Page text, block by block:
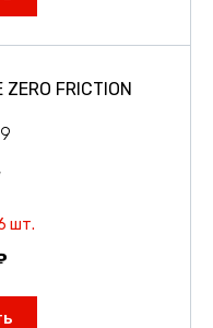
FRICTION
шт.